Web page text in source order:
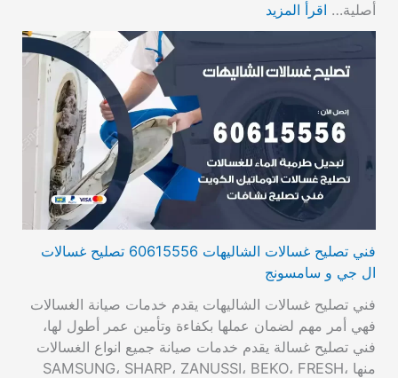
أصلية… اقرأ المزيد
فني تصليح غسالات الشاليهات 60615556 تصليح غسالات
ال جي و سامسونج
فني تصليح غسالات الشاليهات يقدم خدمات صيانة الغسالات
فهي أمر مهم لضمان عملها بكفاءة وتأمين عمر أطول لها،
فني تصليح غسالة يقدم خدمات صيانة جميع انواع الغسالات
منها SAMSUNG، SHARP، ZANUSSI، BEKO، FRESH،